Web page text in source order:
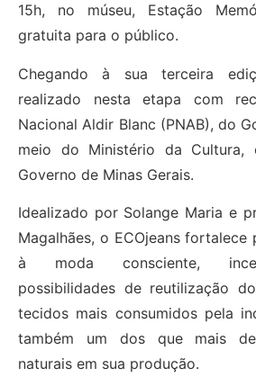
15h, no múseu, Estação
gratuita para o público.
Chegando à sua terceira
realizado nesta etapa com
Nacional Aldir Blanc (PNAB), do
meio do Ministério da Cultura,
Governo de Minas Gerais.
Idealizado por Solange Maria e
Magalhães, o ECOjeans
à moda consciente,
possibilidades de reutilização
tecidos mais consumidos pela
também um dos que mais
naturais em sua produção.